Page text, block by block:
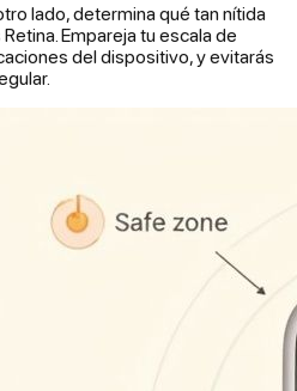
lado, determina qué tan nítida
Empareja tu escala de
del dispositivo, y evitarás